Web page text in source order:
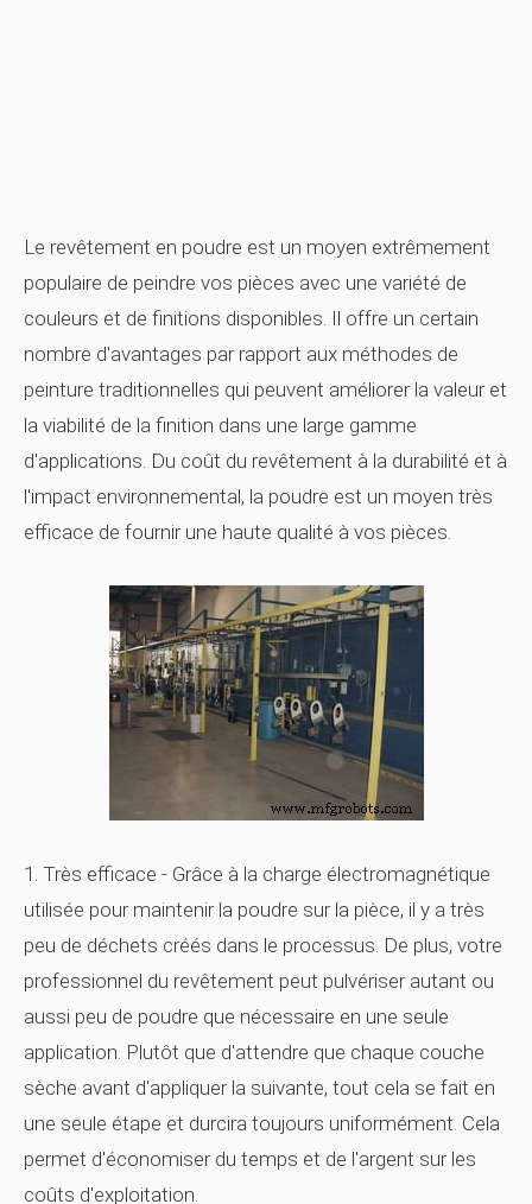
Le revêtement en poudre est un moyen extrêmement
populaire de peindre vos pièces avec une variété de
couleurs et de finitions disponibles. Il offre un certain
nombre d'avantages par rapport aux méthodes de
peinture traditionnelles qui peuvent améliorer la valeur et
la viabilité de la finition dans une large gamme
d'applications. Du coût du revêtement à la durabilité et à
l'impact environnemental, la poudre est un moyen très
efficace de fournir une haute qualité à vos pièces.
1. Très efficace - Grâce à la charge électromagnétique
utilisée pour maintenir la poudre sur la pièce, il y a très
peu de déchets créés dans le processus. De plus, votre
professionnel du revêtement peut pulvériser autant ou
aussi peu de poudre que nécessaire en une seule
application. Plutôt que d'attendre que chaque couche
sèche avant d'appliquer la suivante, tout cela se fait en
une seule étape et durcira toujours uniformément. Cela
permet d'économiser du temps et de l'argent sur les
coûts d'exploitation.